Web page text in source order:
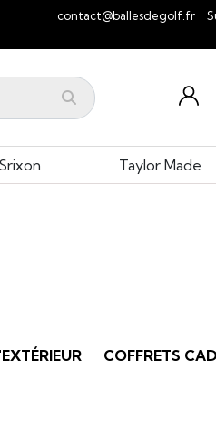
contact@ballesdegolf.fr
Srixon Taylor Made
COFFRETS